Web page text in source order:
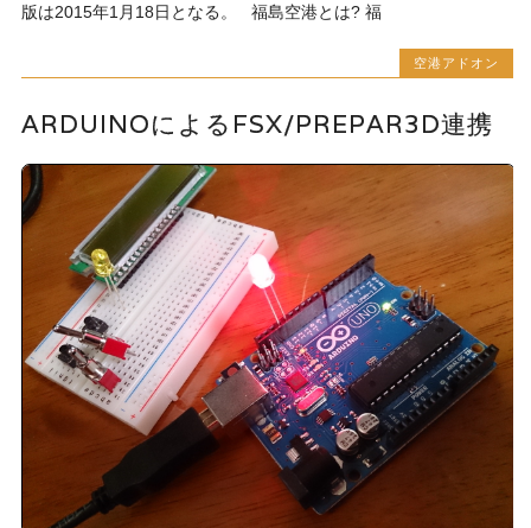
版は2015年1月18日となる。 福島空港とは? 福
空港アドオン
ARDUINOによるFSX/PREPAR3D連携